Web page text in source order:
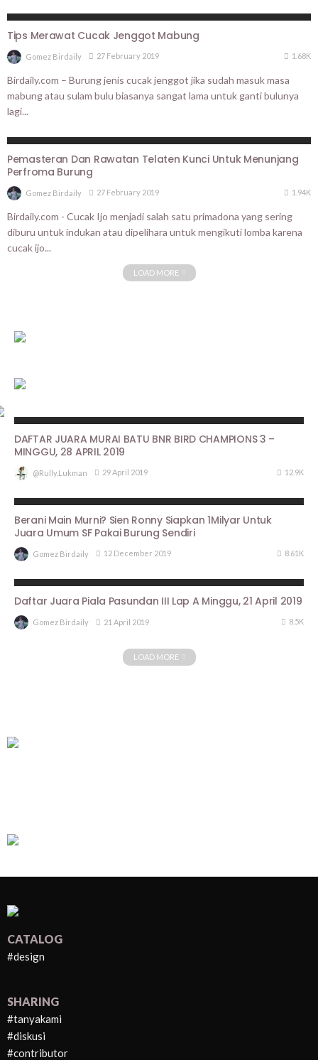
Tips Merawat Cucak Jenggot Mabung
Gomez Birdaily 27 February 2019 1.68K
Birdaily.com – Burung jenis cucak jenggot jika sudah masuk masa
mabung atau sulam bulu biasanya sangat lama untuk ganti bulunya
lagi...
Pemasteran Dan Rawatan Telaten Kunci Untuk Menunjang
Perfroma Burung
Gomez Birdaily 27 February 2019 1.94K
Birdaily.com - Cucak Ijo menjadi salah satu primadona yang sering
diburu untuk indukan atau dipelihara untuk mengikuti lomba karena
cucak ijo...
LOAD MORE
DAFTAR JUARA MURAI BATU BNR BIRD CHAMPIONS 3 –
MINGGU, 28 APRIL 2019
@rully.lukman 29 April 2019 12.9K
Berani Main Murni? Sien Ronny Siapkan 1Milyar Untuk
Juara Umum SF Pakai Burung Sendiri
Gomez Birdaily 12 December 2019 8.61K
Daftar Juara Piala Pasundan III Lap A Minggu, 21 April 2019
Gomez Birdaily 21 April 2019 8.5K
LOAD MORE
CATALOG
#design
SHARING
#tanyakami
#diskusi
#contributor